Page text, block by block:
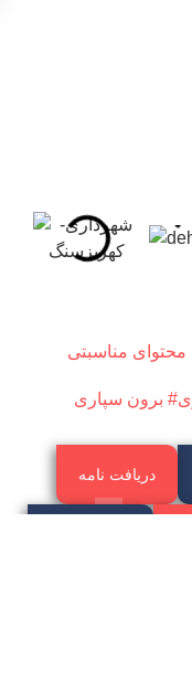
مناسبتی
# برون سپاری
دریافت نامه